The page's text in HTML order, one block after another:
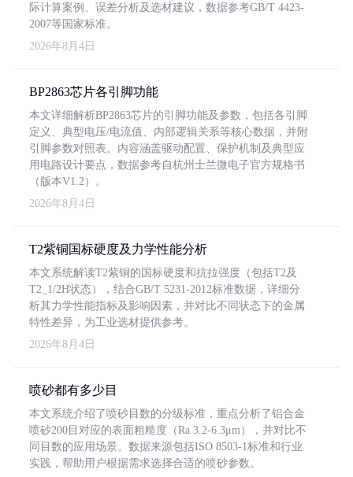
际计算案例、误差分析及选材建议，数据参考GB/T 4423-
2007等国家标准。
2026年8月4日
BP2863芯片各引脚功能
本文详细解析BP2863芯片的引脚功能及参数，包括各引脚
定义、典型电压/电流值、内部逻辑关系等核心数据，并附
引脚参数对照表。内容涵盖驱动配置、保护机制及典型应
用电路设计要点，数据参考自杭州士兰微电子官方规格书
（版本V1.2）。
2026年8月4日
T2紫铜国标硬度及力学性能分析
本文系统解读T2紫铜的国标硬度和抗拉强度（包括T2及
T2_1/2H状态），结合GB/T 5231-2012标准数据，详细分
析其力学性能指标及影响因素，并对比不同状态下的金属
特性差异，为工业选材提供参考。
2026年8月4日
喷砂都有多少目
本文系统介绍了喷砂目数的分级标准，重点分析了铝合金
喷砂200目对应的表面粗糙度（Ra 3.2-6.3μm），并对比不
同目数的应用场景。数据来源包括ISO 8503-1标准和行业
实践，帮助用户根据需求选择合适的喷砂参数。